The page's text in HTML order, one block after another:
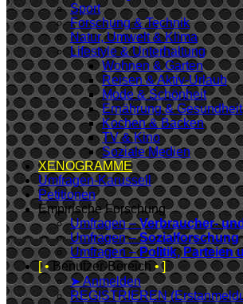
Sport
Forschung & Technik
Natur, Umwelt & Klima
Lifestyle & Unterhaltung
Wohnen & Garten
Reisen & Aktiv-Urlaub
Mode & Schönheit
Ernährung & Gesundheit
Kochen & Backen
TV & Kino
Soziale Medien
XENOGRAMME
Umfragen-Karussell
Petitionen
Empirische Forschung
Umfragen –Verbraucher-
Umfragen –Sozialforschung
Umfragen –Politik, Parteien
[ •Benutzer-Bereich• ]
➤ Anmelden
REGISTRIEREN